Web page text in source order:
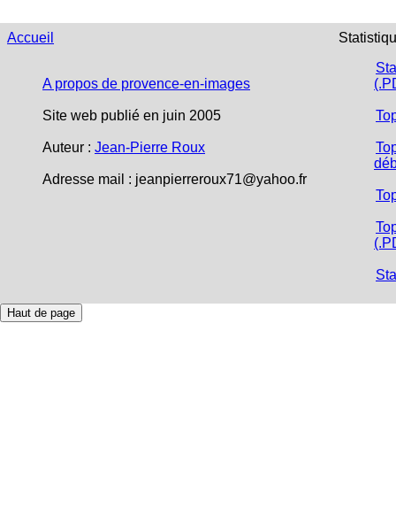
Accueil
A propos de provence-en-images
Site web publié en juin 2005
Auteur : Jean-Pierre Roux
Adresse mail : jeanpierreroux71@yahoo.fr
Haut de page